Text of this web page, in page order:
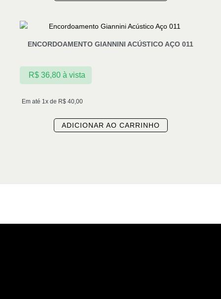
ENCORDOAMENTO GIANNINI ACÚSTICO AÇO 011
Em até 1x de R$ 40,00
R$36,80 à vista
ADICIONAR AO CARRINHO